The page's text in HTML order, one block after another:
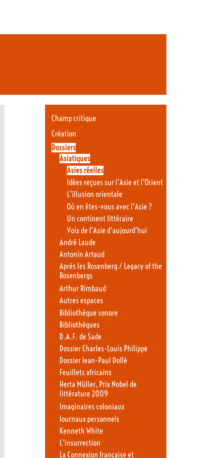
Champ critique
Création
Dossiers
Asiatiques
Asies réelles
Idées reçues sur l’Asie et l’Orient
L’illusion orientale
Où en êtes-vous avec l’Asie ?
Un continent littéraire
Voix de l’Asie d’aujourd’hui
André Laude
Antonin Artaud
Après les Rosenberg / Legacy of the
Rosenbergs
Arthur Rimbaud
Autres espaces
Bibliothèque sonore
Bibliothèques
D.A.F. de Sade
Dossier Charles-Louis Philippe
Dossier Jean-Paul Dollé
Feuillets africains
Herta Müller, Prix Nobel de
littérature 2009
Imaginaires coloniaux
Journaux personnels
Kenneth White
L’insurrection
La Connexion française et